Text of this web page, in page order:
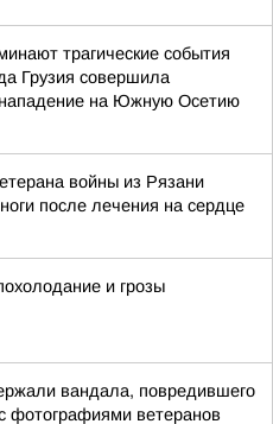
трагические события
Грузия совершила
на Южную Осетию
войны из Рязани
после лечения на сердце
и грозы
вандала, повредившего
фотографиями ветеранов